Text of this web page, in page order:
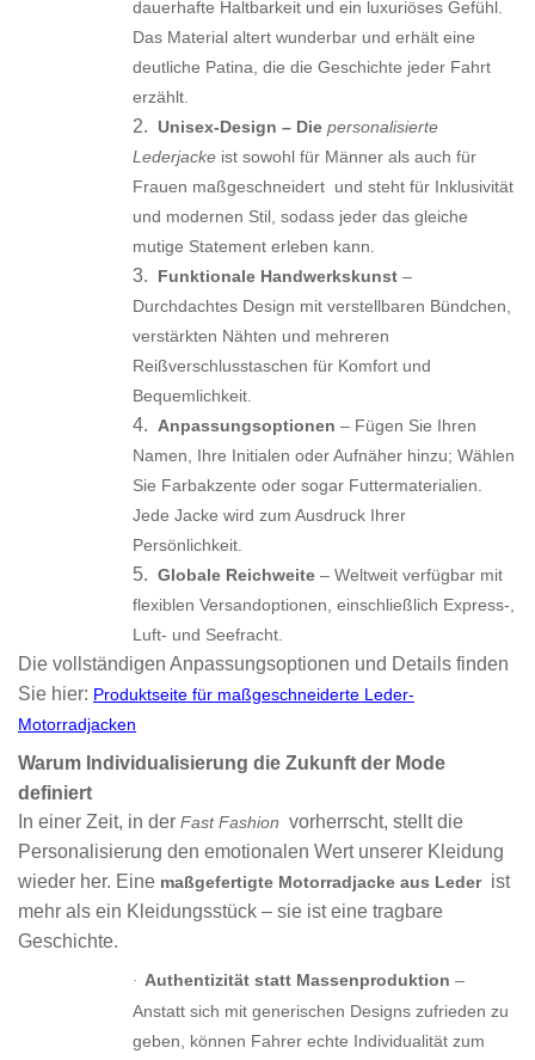
dauerhafte Haltbarkeit und ein luxuriöses Gefühl.
Das Material altert wunderbar und erhält eine
deutliche Patina, die die Geschichte jeder Fahrt
erzählt.
2. Unisex-Design – Die personalisierte
Lederjacke ist sowohl für Männer als auch für
Frauen maßgeschneidert und steht für Inklusivität
und modernen Stil, sodass jeder das gleiche
mutige Statement erleben kann.
3. Funktionale Handwerkskunst –
Durchdachtes Design mit verstellbaren Bündchen,
verstärkten Nähten und mehreren
Reißverschlusstaschen für Komfort und
Bequemlichkeit.
4. Anpassungsoptionen – Fügen Sie Ihren
Namen, Ihre Initialen oder Aufnäher hinzu; Wählen
Sie Farbakzente oder sogar Futtermaterialien.
Jede Jacke wird zum Ausdruck Ihrer
Persönlichkeit.
5. Globale Reichweite – Weltweit verfügbar mit
flexiblen Versandoptionen, einschließlich Express-,
Luft- und Seefracht.
Die vollständigen Anpassungsoptionen und Details finden
Sie hier: Produktseite für maßgeschneiderte Leder-
Motorradjacken
Warum Individualisierung die Zukunft der Mode
definiert
In einer Zeit, in der Fast Fashion vorherrscht, stellt die
Personalisierung den emotionalen Wert unserer Kleidung
wieder her. Eine maßgefertigte Motorradjacke aus Lederist
mehr als ein Kleidungsstück – sie ist eine tragbare
Geschichte.
· Authentizität statt Massenproduktion –
Anstatt sich mit generischen Designs zufrieden zu
geben, können Fahrer echte Individualität zum